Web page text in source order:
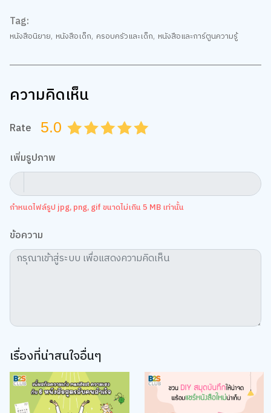
Tag:
หนังสือนิยาย, หนังสือเด็ก, ครอบครัวและเด็ก, หนังสือและการ์ตูนความรู้
ความคิดเห็น
Rate 5.0 4.5
4.0
3.5
3.0
2.5
2.0
1.5
1.0
0.5
เพิ่มรูปภาพ
กำหนดไฟล์รูป jpg, png, gif ขนาดไม่เกิน 5 MB เท่านั้น
ข้อความ
เรื่องที่น่าสนใจอื่นๆ
เราใช้คุกกี้เพื่อเพิ่มประสบการณ์ที่ดีในการใช้เว็บไซต์ แสดงเนื้อหาและโฆษณาให้
ตรงกับความสนใจ รวมถึงเพื่อวิเคราะห์การเข้าใช้งานเว็บไซต์และทำความเข้าใจ
ว่าผู้ใช้งานมาจากที่ใด คุณสามารถเลือกตั้งค่าความยินยอมการใช้คุกกี้ได้ โดย